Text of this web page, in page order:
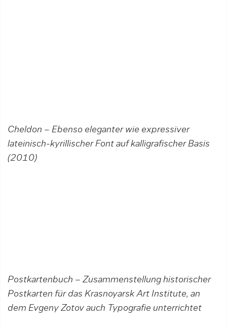
Cheldon – Ebenso eleganter wie expressiver
lateinisch-kyrillischer Font auf kalligrafischer Basis
(2010)
Postkartenbuch – Zusammenstellung historischer
Postkarten für das Krasnoyarsk Art Institute, an
dem Evgeny Zotov auch Typografie unterrichtet